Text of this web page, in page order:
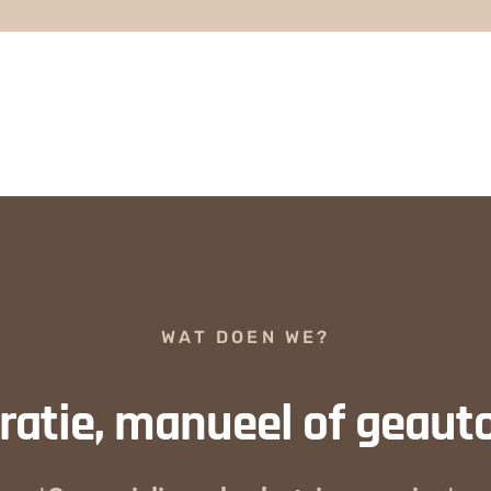
WAT DOEN WE?
manueel of